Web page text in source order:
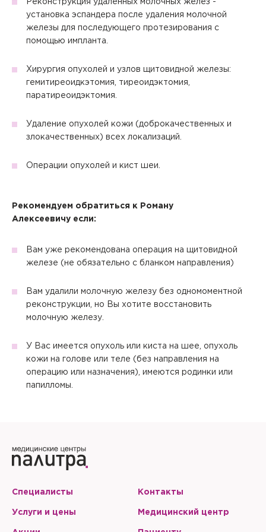
Реконструкция удаленных молочных желез -
установка эспандера после удаления молочной
железы для последующего протезирования с
помощью импланта.
Хирургия опухолей и узлов щитовидной железы:
гемитиреоидкэтомия, тиреоидэктомия,
паратиреоидэктомия.
Удаление опухолей кожи (доброкачественных и
злокачественных) всех локализаций.
Операции опухолей и кист шеи.
Рекомендуем обратиться к Роману
Алексеевичу если:
Вам уже рекомендована операция на щитовидной
железе (не обязательно с бланком направления)
Вам удалили молочную железу без одномоментной
реконструкции, но Вы хотите восстановить
молочную железу.
У Вас имеется опухоль или киста на шее, опухоль
кожи на голове или теле (без направления на
операцию или назначения), имеются родинки или
папилломы.
Закрыть
Сбросить чекап и купитьВернуться к оформлению
Хорошо
Купить Сменить аккаунт
Да Нет
Отправить код
Отправить
условиями Политики в отношении обработки персональных
условиями Политики в отношении обработки персональных
данных.
Специалисты
Услуги и цены
Контакты
Медицинский центр